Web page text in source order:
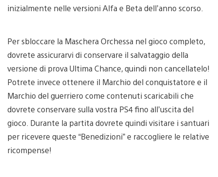
inizialmente nelle versioni Alfa e Beta dell’anno scorso.
Per sbloccare la Maschera Orchessa nel gioco completo,
dovrete assicurarvi di conservare il salvataggio della
versione di prova Ultima Chance, quindi non cancellatelo!
Potrete invece ottenere il Marchio del conquistatore e il
Marchio del guerriero come contenuti scaricabili che
dovrete conservare sulla vostra PS4 fino all’uscita del
gioco. Durante la partita dovrete quindi visitare i santuari
per ricevere queste “Benedizioni” e raccogliere le relative
ricompense!